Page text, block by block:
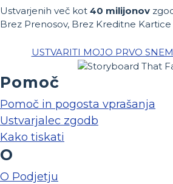
Ustvarjenih več kot 40 milijonov
Brez Prenosov, Brez Kreditne Kartice
USTVARITI MOJO PRVO
Pomoč
Pomoč in pogosta vprašanja
Ustvarjalec zgodb
Kako tiskati
O
O Podjetju